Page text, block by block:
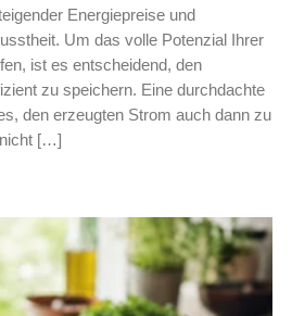
Energiepreise und
Um das volle Potenzial Ihrer
ist es entscheidend, den
zu speichern. Eine durchdachte
den erzeugten Strom auch dann zu
nicht […]